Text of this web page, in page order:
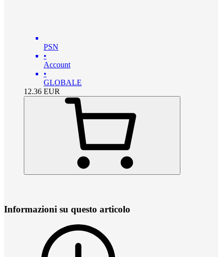
PSN
•
Account
•
GLOBALE
12.36 EUR
Informazioni su questo articolo